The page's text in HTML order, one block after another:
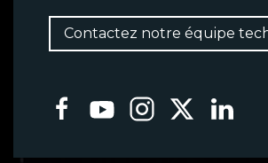
Contactez notre équipe